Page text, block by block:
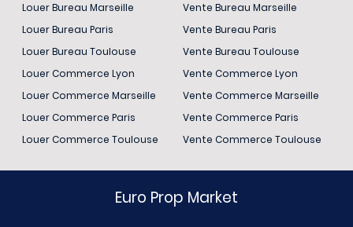
Louer Bureau Marseille
Louer Bureau Paris
Louer Bureau Toulouse
Louer Commerce Lyon
Louer Commerce Marseille
Louer Commerce Paris
Louer Commerce Toulouse
Vente Bureau Marseille
Vente Bureau Paris
Vente Bureau Toulouse
Vente Commerce Lyon
Vente Commerce Marseille
Vente Commerce Paris
Vente Commerce Toulouse
Euro Prop Market